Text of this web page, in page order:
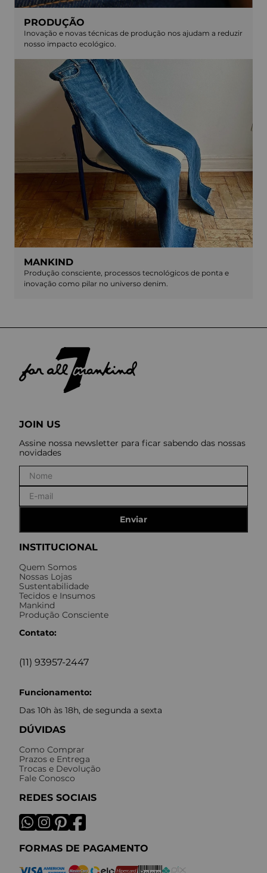
PRODUÇÃO
Inovação e novas técnicas de produção nos ajudam a reduzir
nosso impacto ecológico.
MANKIND
Produção consciente, processos tecnológicos de ponta e
inovação como pilar no universo denim.
INSTITUCIONAL
Quem Somos
Nossas Lojas
Sustentabilidade
Tecidos e Insumos
Mankind
Produção Consciente
Contato:
(11) 93957-2447
Funcionamento:
Das 10h às 18h, de segunda a sexta
DÚVIDAS
Como Comprar
Prazos e Entrega
Trocas e Devolução
Fale Conosco
REDES SOCIAIS
FORMAS DE PAGAMENTO
JOIN US
Assine nossa newsletter para ficar sabendo das nossas
novidades
Enviar